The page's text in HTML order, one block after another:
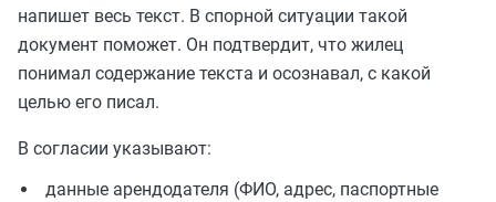
напишет весь текст. В спорной ситуации такой
документ поможет. Он подтвердит, что жилец
понимал содержание текста и осознавал, с какой
целью его писал.
В согласии указывают:
данные арендодателя (ФИО, адрес, паспортные